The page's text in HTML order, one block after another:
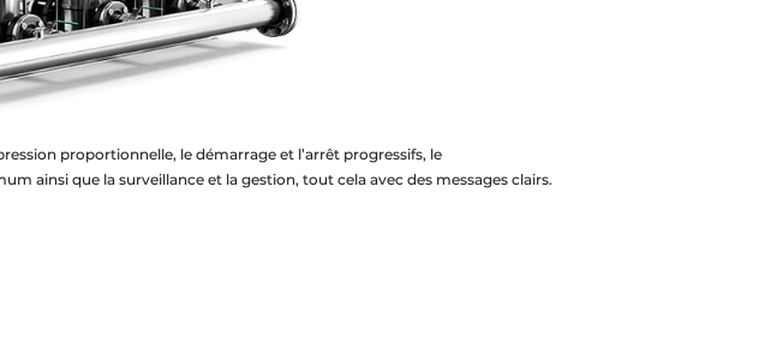
proportionnelle, le démarrage et l’arrêt progressifs, le
ainsi que la surveillance et la gestion, tout cela avec des messages clairs.